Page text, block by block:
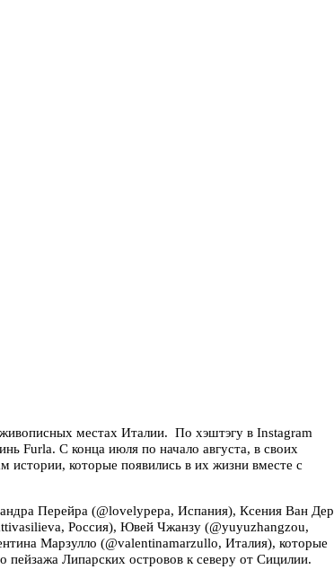
местах Италии. По хэштэгу в Instagram
Furla. С конца июля по начало августа, в своих
истории, которые появились в их жизни вместе с
Перейра (@lovelypepa, Испания), Ксения Ван Дер
Россия), Ювей Чжанзу (@yuyuzhangzou,
Марзулло (@valentinamarzullo, Италия), которые
пейзажа Липарских островов к северу от Сицилии.